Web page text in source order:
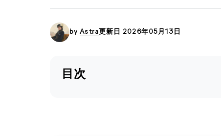
byAstra更新日 2026年05月13日
目次